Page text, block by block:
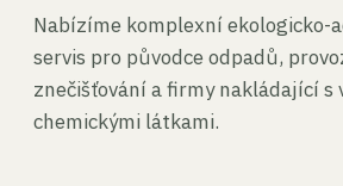
Nabízíme komplexní ekologicko-
servis pro původce odpadů,
znečišťování a firmy nakládající s
chemickými látkami.